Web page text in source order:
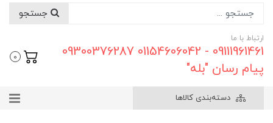
ارتباط با ما
09111961461 - 01154606042 09300376287
پیام رسان "بله"
0
دسته‌بندی کالاها